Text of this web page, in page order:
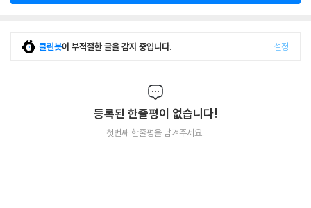
클린봇이 부적절한 글을 감지 중입니다. 설정
등록된 한줄평이 없습니다!
첫번째 한줄평을 남겨주세요.